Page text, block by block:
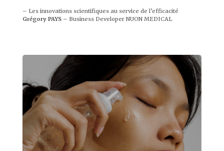
– Les innovations scientifiques au service de l’efficacité
Grégory PAYS – Business Developer NUON MEDICAL